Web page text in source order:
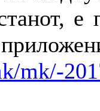
е
mk/-